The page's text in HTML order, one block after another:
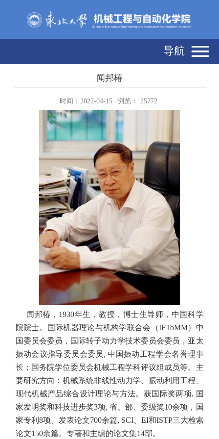
导航
闻邦椿
时间：2022-04-15 浏览： 25772
闻邦椿， 1930年生，教授，博士生导师，中国科学
院院士。国际机器理论与机构学联合会（IFToMM）中
国委员会委员，国际转子动力学技术委员会委员，亚太
振动会议指导委员会委员, 中国振动工程学会名誉理事
长；国务院学位委员会机械工程学科评议组成员等。主
要研究方向：机械系统非线性动力学、振动利用工程、
现代机械产品综合设计理论与方法。获国际奖两项, 国
家发明奖和科技进步奖3项,省、部、委级奖10余项，国
家专利 8项。发表论文700余篇, SCI、 EI和ISTP三大检索
论文150余篇。专著和主编的论文集14部。